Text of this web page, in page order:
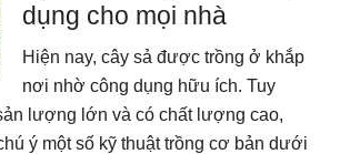
dụng cho mọi nhà
Hiện nay, cây sả được trồng ở khắp
nơi nhờ công dụng hữu ích. Tuy
lượng lớn và có chất lượng cao,
ý một số kỹ thuật trồng cơ bản dưới